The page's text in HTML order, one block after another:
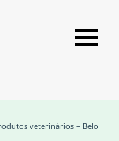
veterinários – Belo